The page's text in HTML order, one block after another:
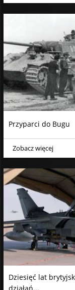
Przyparci do Bugu
Zobacz więcej
Dziesięć lat